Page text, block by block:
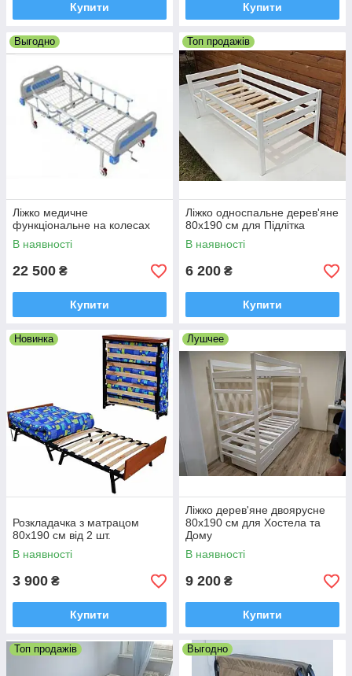
Купити Купити
Выгодно
Ліжко медичне
функціональне на колесах
В наявності
22 500 ₴
Купити
Топ продажів
Ліжко односпальне дерев'яне
80х190 см для Підлітка
В наявності
6 200 ₴
Купити
Новинка
Розкладачка з матрацом
80х190 см від 2 шт.
В наявності
3 900 ₴
Купити
Лушчее
Ліжко дерев'яне двоярусне
80х190 см для Хостела та
Дому
В наявності
9 200 ₴
Купити
Топ продажів Выгодно